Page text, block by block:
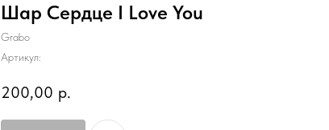
Шар Сердце I Love You
Grabo
Артикул:
200,00 р.